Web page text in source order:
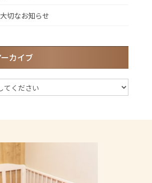
大切なお知らせ
ーカイブ